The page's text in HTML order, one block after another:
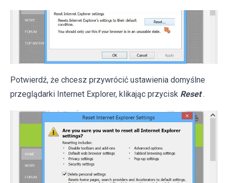
Potwierdź, że chcesz przywrócić ustawienia domyślne
przeglądarki Internet Explorer, klikając przycisk Reset .